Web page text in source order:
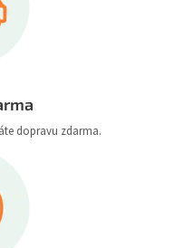
dopravu zdarma.